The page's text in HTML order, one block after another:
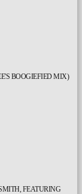
BOOGIEFIED MIX)
FEATURING